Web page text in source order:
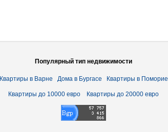
Популярный тип недвижимости
Квартиры в Варне Дома в Бургасе Квартиры в Поморие
Квартиры до 10000 евро Квартиры до 20000 евро